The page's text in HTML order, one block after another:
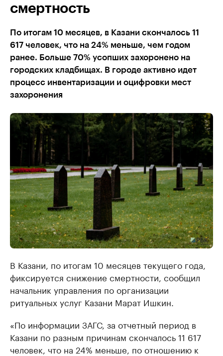
смертность
По итогам 10 месяцев, в Казани скончалось 11
617 человек, что на 24% меньше, чем годом
ранее. Больше 70% усопших захоронено на
городских кладбищах. В городе активно идет
процесс инвентаризации и оцифровки мест
захоронения
В Казани, по итогам 10 месяцев текущего года,
фиксируется снижение смертности, сообщил
начальник управления по организации
ритуальных услуг Казани Марат Ишкин.
«По информации ЗАГС, за отчетный период в
Казани по разным причинам скончалось 11 617
человек, что на 24% меньше, по отношению к